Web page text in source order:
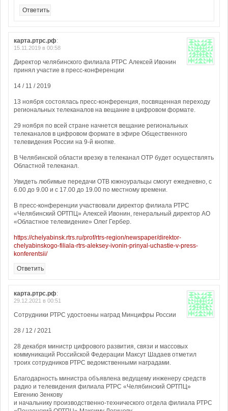
Ответить
карта.ртрс.рф:
15.11.2019 в 00:58
Директор челябинского филиала РТРС Алексей Ивонин
принял участие в пресс-конференции
14 / 11 / 2019
13 ноября состоялась пресс-конференция, посвященная переходу
региональных телеканалов на вещание в цифровом формате.
29 ноября по всей стране начнется вещание региональных
телеканалов в цифровом формате в эфире Общественного
телевидения России на 9-й кнопке.
В Челябинской области врезку в телеканал ОТР будет осуществлять
Областной телеканал.
Увидеть любимые передачи ОТВ южноуральцы смогут ежедневно, с
6.00 до 9.00 и с 17.00 до 19.00 по местному времени.
В пресс-конференции участвовали директор филиала РТРС
«Челябинский ОРТПЦ» Алексей Ивонин, генеральный директор АО
«Областное телевидение» Олег Гербер.
https://chelyabinsk.rtrs.ru/prof/rtrs-region/newspaper/direktor-
chelyabinskogo-filiala-rtrs-aleksey-ivonin-prinyal-uchastie-v-press-
konferentsii/
Ответить
карта.ртрс.рф:
29.12.2021 в 00:51
Сотрудники РТРС удостоены наград Минцифры России
28 / 12 / 2021
28 декабря министр цифрового развития, связи и массовых
коммуникаций Российской Федерации Максут Шадаев отметил
троих сотрудников РТРС ведомственными наградами.
Благодарность министра объявлена ведущему инженеру средств
радио и телевидения филиала РТРС «Челябинский ОРТПЦ»
Евгению Зенкову
и начальнику производственно-технического отдела филиала РТРС